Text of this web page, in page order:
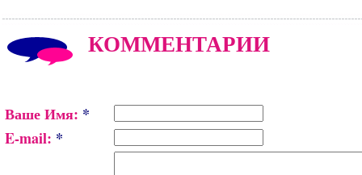
КОММЕНТАРИИ
Ваше Имя: *
E-mail: *